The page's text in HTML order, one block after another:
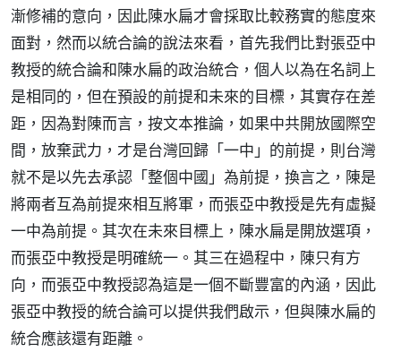
漸修補的意向，因此陳水扁才會採取比較務實的態度來
面對，然而以統合論的說法來看，首先我們比對張亞中
教授的統合論和陳水扁的政治統合，個人以為在名詞上
是相同的，但在預設的前提和未來的目標，其實存在差
距，因為對陳而言，按文本推論，如果中共開放國際空
間，放棄武力，才是台灣回歸「一中」的前提，則台灣
就不是以先去承認「整個中國」為前提，換言之，陳是
將兩者互為前提來相互將軍，而張亞中教授是先有虛擬
一中為前提。其次在未來目標上，陳水扁是開放選項，
而張亞中教授是明確統一。其三在過程中，陳只有方
向，而張亞中教授認為這是一個不斷豐富的內涵，因此
張亞中教授的統合論可以提供我們啟示，但與陳水扁的
統合應該還有距離。